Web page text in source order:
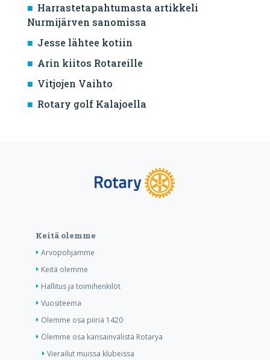
Harrastetapahtumasta artikkeli
Nurmijärven sanomissa
Jesse lähtee kotiin
Arin kiitos Rotareille
Vitjojen Vaihto
Rotary golf Kalajoella
Keitä olemme
Arvopohjamme
Keitä olemme
Hallitus ja toimihenkilöt
Vuositeema
Olemme osa piiriä 1420
Olemme osa kansainvälistä Rotarya
Vierailut muissa klubeissa